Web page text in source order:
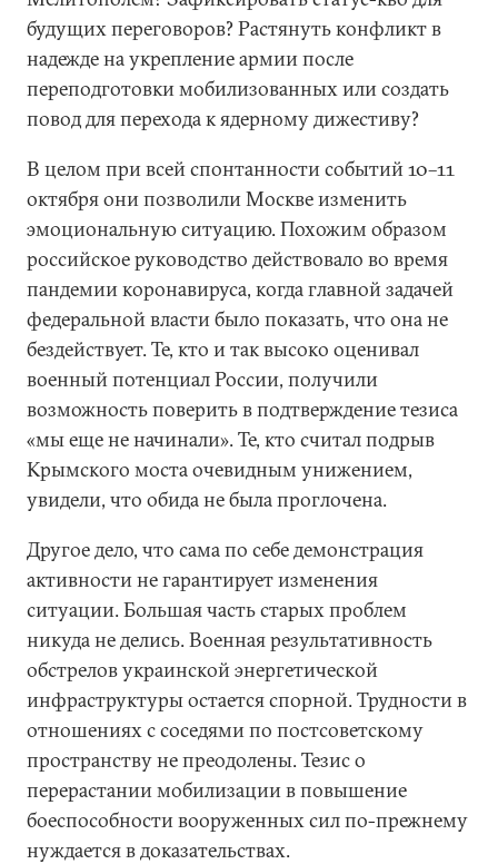
будущих переговоров? Растянуть конфликт в
надежде на укрепление армии после
переподготовки мобилизованных или создать
повод для перехода к ядерному дижестиву?
В целом при всей спонтанности событий 10–11
октября они позволили Москве изменить
эмоциональную ситуацию. Похожим образом
российское руководство действовало во время
пандемии коронавируса, когда главной задачей
федеральной власти было показать, что она не
бездействует. Те, кто и так высоко оценивал
военный потенциал России, получили
возможность поверить в подтверждение тезиса
«мы еще не начинали». Те, кто считал подрыв
Крымского моста очевидным унижением,
увидели, что обида не была проглочена.
Другое дело, что сама по себе демонстрация
активности не гарантирует изменения
ситуации. Большая часть старых проблем
никуда не делись. Военная результативность
обстрелов украинской энергетической
инфраструктуры остается спорной. Трудности в
отношениях с соседями по постсоветскому
пространству не преодолены. Тезис о
перерастании мобилизации в повышение
боеспособности вооруженных сил по-прежнему
нуждается в доказательствах.